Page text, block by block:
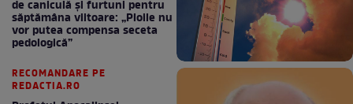
de caniculă și furtuni pentru
săptămâna viitoare: „Ploile nu
vor putea compensa seceta
pedologică”
RECOMANDARE PE
REDACTIA.RO